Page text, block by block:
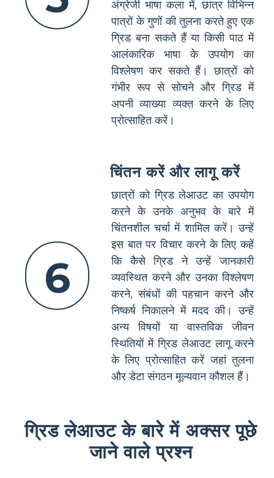
अंग्रेजी भाषा कला में, छात्र विभिन्न
पात्रों के गुणों की तुलना करते हुए एक
ग्रिड बना सकते हैं या किसी पाठ में
आलंकारिक भाषा के उपयोग का
विश्लेषण कर सकते हैं। छात्रों को
गंभीर रूप से सोचने और ग्रिड में
अपनी व्याख्या व्यक्त करने के लिए
प्रोत्साहित करें।
6
चिंतन करें और लागू करें
छात्रों को ग्रिड लेआउट का उपयोग
करने के उनके अनुभव के बारे में
चिंतनशील चर्चा में शामिल करें। उन्हें
इस बात पर विचार करने के लिए कहें
कि कैसे ग्रिड ने उन्हें जानकारी
व्यवस्थित करने और उनका विश्लेषण
करने, संबंधों की पहचान करने और
निष्कर्ष निकालने में मदद की। उन्हें
अन्य विषयों या वास्तविक जीवन
स्थितियों में ग्रिड लेआउट लागू करने
के लिए प्रोत्साहित करें जहां तुलना
और डेटा संगठन मूल्यवान कौशल हैं।
ग्रिड लेआउट के बारे में अक्सर पूछे
जाने वाले प्रश्न